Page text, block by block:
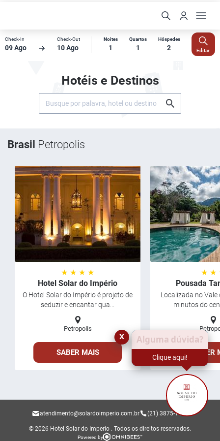
Check-In
09 Ago
Check-Out
10 Ago
Noites
1
Quartos
1
Hóspedes
2 Editar
Hotéis e Destinos
Brasil Petropolis
★ ★ ★ ★
Hotel Solar do Império
O Hotel Solar do Império é projeto de
seduzir e encantar qua...
Petropolis
SABER MAIS
★ ★
Pousada
Localizada no Vale
minutos do
SABER
atendimento@solardoimperio.com.br (21) 3875-1443
© 2026 Hotel Solar do Imperio . Todos os direitos reservados.
Powered by
Alguma dúvida?
Clique aqui!
x